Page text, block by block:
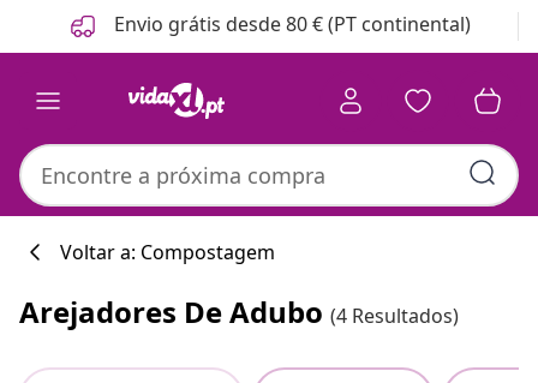
Anterior
Seguinte Envio grátis desde 80 € (PT continental)
Voltar a: Compostagem
Arejadores De Adubo (4 Resultados)